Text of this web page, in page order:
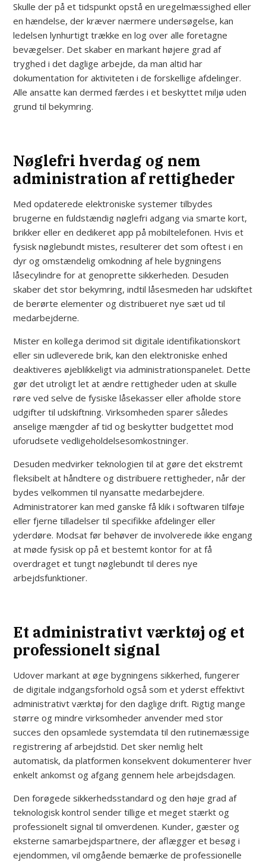
Skulle der på et tidspunkt opstå en uregelmæssighed eller
en hændelse, der kræver nærmere undersøgelse, kan
ledelsen lynhurtigt trække en log over alle foretagne
bevægelser. Det skaber en markant højere grad af
tryghed i det daglige arbejde, da man altid har
dokumentation for aktiviteten i de forskellige afdelinger.
Alle ansatte kan dermed færdes i et beskyttet miljø uden
grund til bekymring.
Nøglefri hverdag og nem
administration af rettigheder
Med opdaterede elektroniske systemer tilbydes
brugerne en fuldstændig nøglefri adgang via smarte kort,
brikker eller en dedikeret app på mobiltelefonen. Hvis et
fysisk nøglebundt mistes, resulterer det som oftest i en
dyr og omstændelig omkodning af hele bygningens
låsecylindre for at genoprette sikkerheden. Desuden
skaber det stor bekymring, indtil låsesmeden har udskiftet
de berørte elementer og distribueret nye sæt ud til
medarbejderne.
Mister en kollega derimod sit digitale identifikationskort
eller sin udleverede brik, kan den elektroniske enhed
deaktiveres øjeblikkeligt via administrationspanelet. Dette
gør det utroligt let at ændre rettigheder uden at skulle
røre ved selve de fysiske låsekasser eller afholde store
udgifter til udskiftning. Virksomheden sparer således
anselige mængder af tid og beskytter budgettet mod
uforudsete vedligeholdelsesomkostninger.
Desuden medvirker teknologien til at gøre det ekstremt
fleksibelt at håndtere og distribuere rettigheder, når der
bydes velkommen til nyansatte medarbejdere.
Administratorer kan med ganske få klik i softwaren tilføje
eller fjerne tilladelser til specifikke afdelinger eller
yderdøre. Modsat før behøver de involverede ikke engang
at møde fysisk op på et bestemt kontor for at få
overdraget et tungt nøglebundt til deres nye
arbejdsfunktioner.
Et administrativt værktøj og et
professionelt signal
Udover markant at øge bygningens sikkerhed, fungerer
de digitale indgangsforhold også som et yderst effektivt
administrativt værktøj for den daglige drift. Rigtig mange
større og mindre virksomheder anvender med stor
succes den opsamlede systemdata til den rutinemæssige
registrering af arbejdstid. Det sker nemlig helt
automatisk, da platformen konsekvent dokumenterer hver
enkelt ankomst og afgang gennem hele arbejdsdagen.
Den forøgede sikkerhedsstandard og den høje grad af
teknologisk kontrol sender tillige et meget stærkt og
professionelt signal til omverdenen. Kunder, gæster og
eksterne samarbejdspartnere, der aflægger et besøg i
ejendommen, vil omgående bemærke de professionelle